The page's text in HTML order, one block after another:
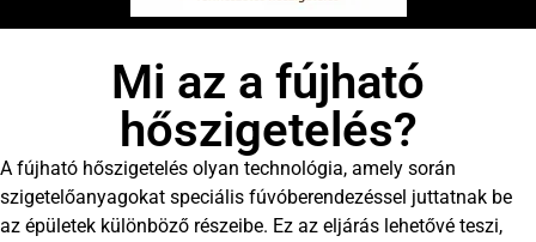
Mi az a fújható
hőszigetelés?
A fújható hőszigetelés olyan technológia, amely során
szigetelőanyagokat speciális fúvóberendezéssel juttatnak be
az épületek különböző részeibe. Ez az eljárás lehetővé teszi,